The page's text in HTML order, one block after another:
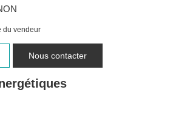
du vendeur
Nous contacter